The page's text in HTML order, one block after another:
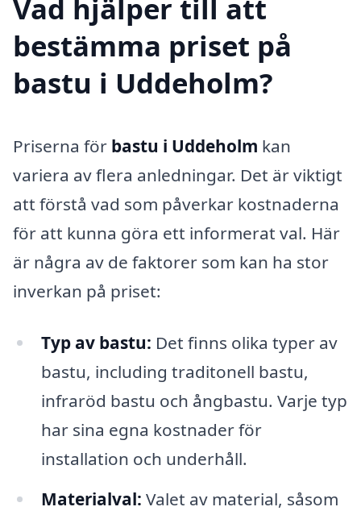
Vad hjälper till att
bestämma priset på
bastu i Uddeholm?
Priserna för bastu i Uddeholm kan
variera av flera anledningar. Det är viktigt
att förstå vad som påverkar kostnaderna
för att kunna göra ett informerat val. Här
är några av de faktorer som kan ha stor
inverkan på priset:
Typ av bastu: Det finns olika typer av
bastu, including traditonell bastu,
infraröd bastu och ångbastu. Varje typ
har sina egna kostnader för
installation och underhåll.
Materialval: Valet av material, såsom